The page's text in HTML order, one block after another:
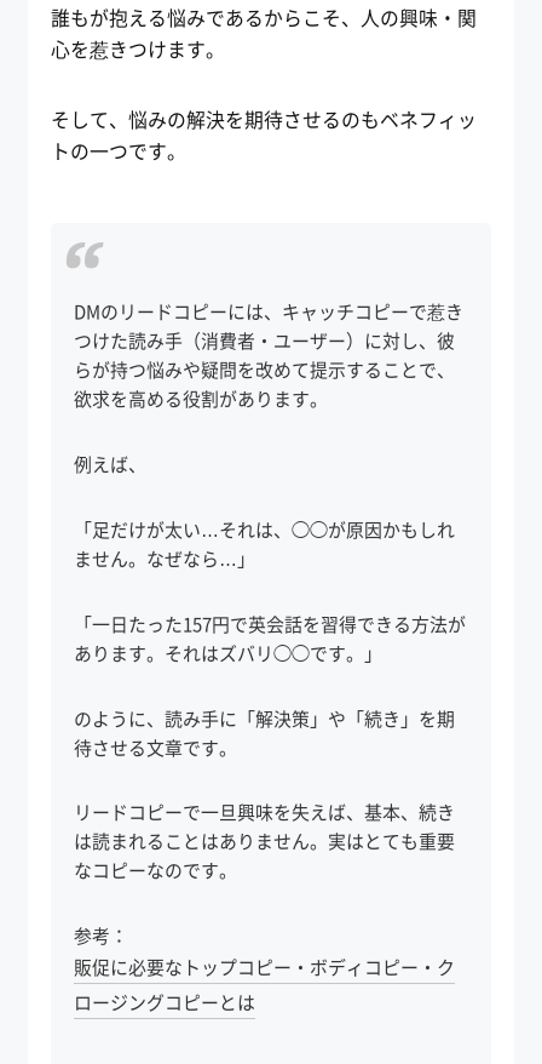
誰もが抱える悩みであるからこそ、人の興味・関
心を惹きつけます。
そして、悩みの解決を期待させるのもベネフィッ
トの一つです。
DMのリードコピーには、キャッチコピーで惹き
つけた読み手（消費者・ユーザー）に対し、彼
らが持つ悩みや疑問を改めて提示することで、
欲求を高める役割があります。
例えば、
「足だけが太い…それは、◯◯が原因かもしれ
ません。なぜなら…」
「一日たった157円で英会話を習得できる方法が
あります。それはズバリ◯◯です。」
のように、読み手に「解決策」や「続き」を期
待させる文章です。
リードコピーで一旦興味を失えば、基本、続き
は読まれることはありません。実はとても重要
なコピーなのです。
参考：
販促に必要なトップコピー・ボディコピー・ク
ロージングコピーとは